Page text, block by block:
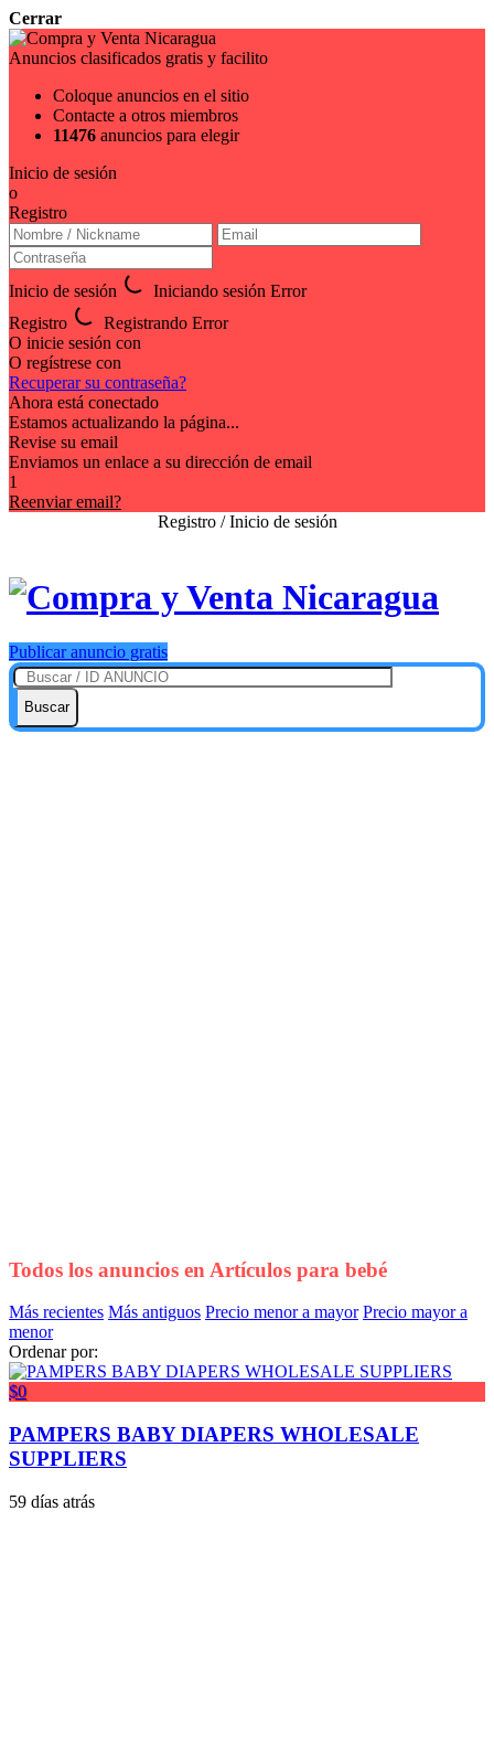
Cerrar
Anuncios clasificados gratis y facilito
Coloque anuncios en el sitio
Contacte a otros miembros
11476 anuncios para elegir
Inicio de sesión
o
Registro
Inicio de sesión Iniciando sesión Error
Registro
Registrando Error
O inicie sesión con
O regístrese con
Recuperar su contraseña?
Ahora está conectado
Estamos actualizando la página...
Revise su email
Enviamos un enlace a su dirección de email
1
Reenviar email?
Registro / Inicio de sesión
Publicar anuncio gratis
Buscar
Todos los anuncios en Artículos para bebé
Más recientes Más antiguos Precio menor a mayor Precio mayor a
menor
Ordenar por:
$0
PAMPERS BABY DIAPERS WHOLESALE
SUPPLIERS
59 días atrás